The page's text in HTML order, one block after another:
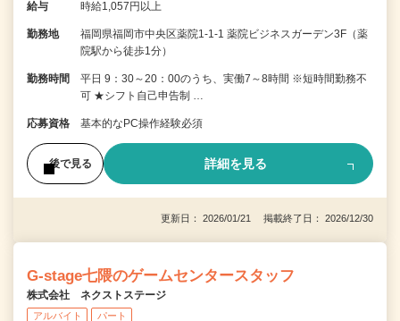
給与 時給1,057円以上
勤務地
福岡県福岡市中央区薬院1-1-1 薬院ビジネスガーデン3F（薬
院駅から徒歩1分）
勤務時間
平日 9：30～20：00のうち、実働7～8時間 ※短時間勤務不
可 ★シフト自己申告制 …
応募資格 基本的なPC操作経験必須
後で見る 詳細を見る
更新日： 2026/01/21 掲載終了日： 2026/12/30
G-stage七隈のゲームセンタースタッフ
株式会社 ネクストステージ
アルバイト パート